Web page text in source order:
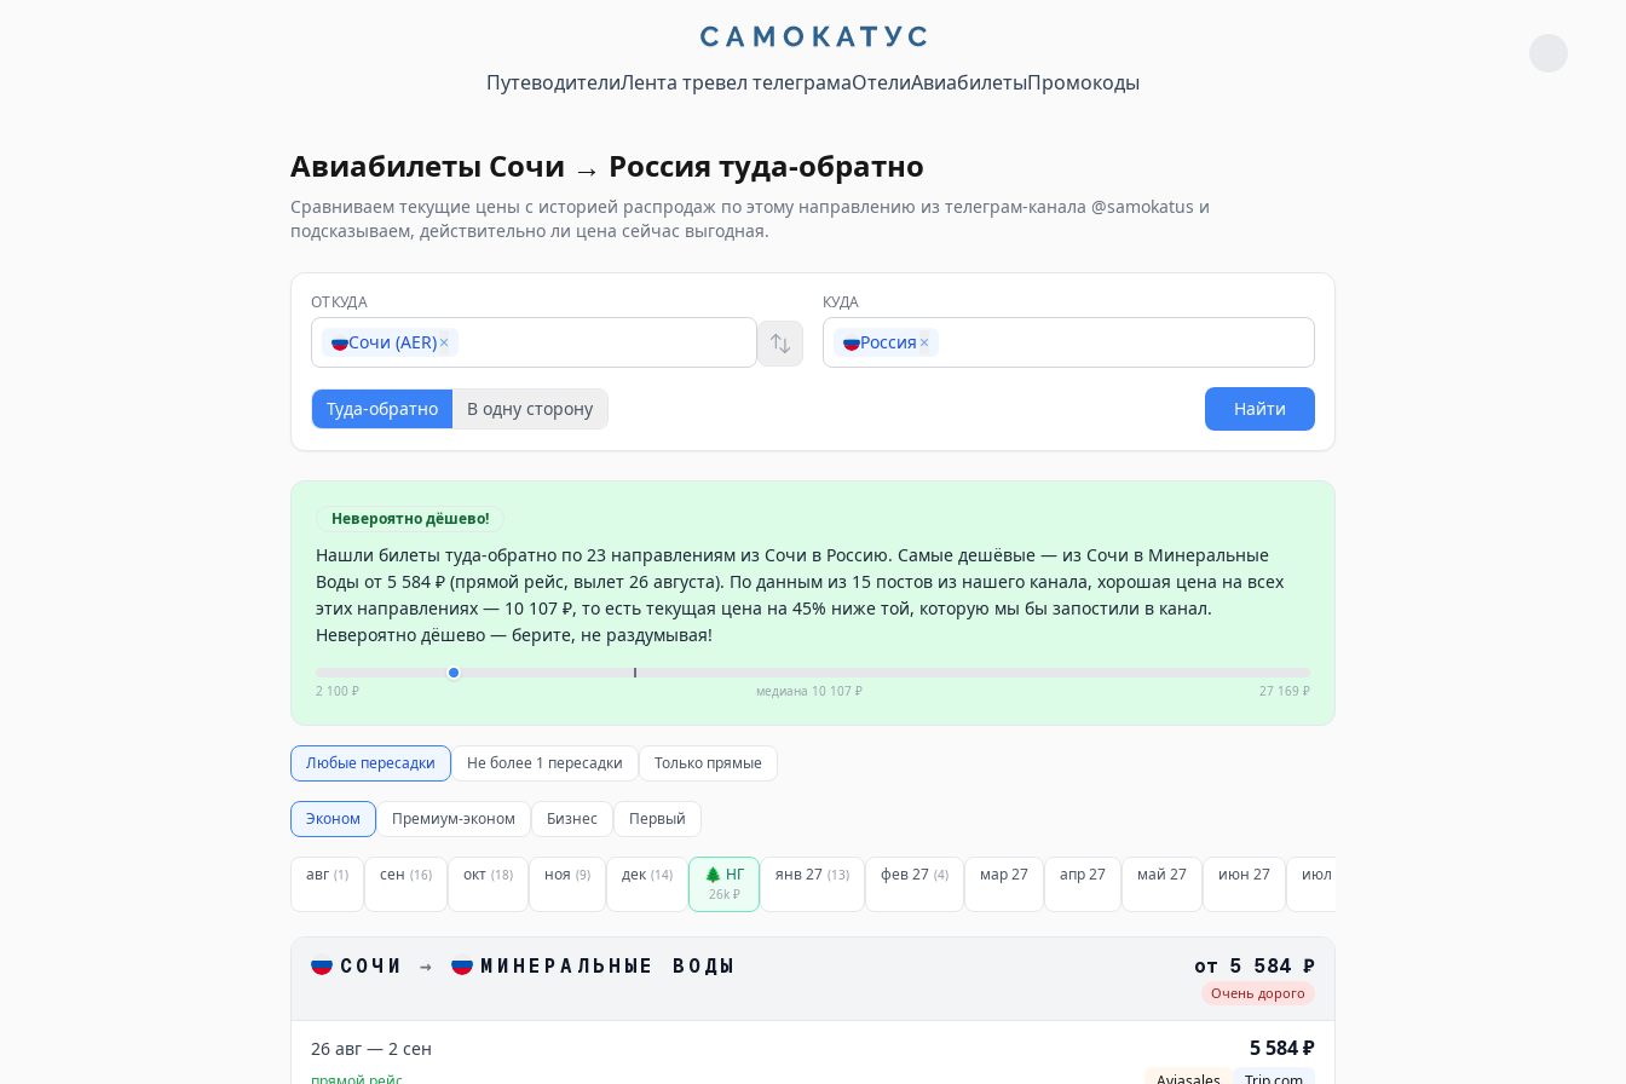
ПутеводителиЛента тревел телеграмаОтелиАвиабилетыПромокоды
Авиабилеты Сочи → Россия туда-обратно
Сравниваем текущие цены с историей распродаж по этому направлению из телеграм-канала @samokatus и
подсказываем, действительно ли цена сейчас выгодная.
ОТКУДА
Сочи (AER)×
КУДА
Россия ×
Туда-обратно В одну сторону Найти
Невероятно дёшево!
Нашли билеты туда-обратно по 23 направлениям из Сочи в Россию. Самые дешёвые — из Сочи в Минеральные
Воды от 5 584 ₽ (прямой рейс, вылет 26 августа). По данным из 15 постов из нашего канала, хорошая цена на всех
этих направлениях — 10 107 ₽, то есть текущая цена на 45% ниже той, которую мы бы запостили в канал.
Невероятно дёшево — берите, не раздумывая!
2 100 ₽ медиана 10 107 ₽ 27 169 ₽
Любые пересадки Не более 1 пересадки Только прямые
Эконом Премиум-эконом Бизнес Первый
авг (1) сен (16) окт (18) ноя (9) дек (14) 🌲 НГ
26k₽
янв 27 (13) фев 27 (4) мар 27 апр 27 май 27 июн 27 июл 27
СОЧИ → МИНЕРАЛЬНЫЕ ВОДЫ от 5 584 ₽
Очень дорого
26 авг — 2 сен 5 584 ₽